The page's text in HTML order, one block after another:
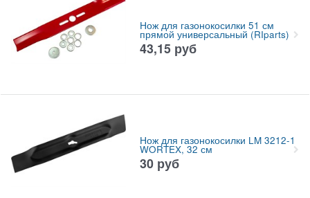
Нож для газонокосилки 51 см
прямой универсальный (RIparts)
43,15 руб
Нож для газонокосилки LM 3212-1
WORTEX, 32 см
30 руб